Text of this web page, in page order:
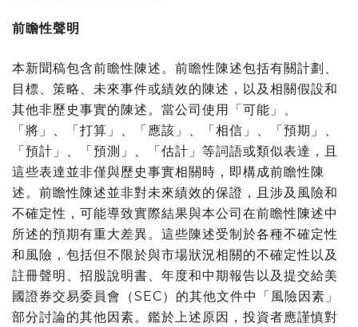
前瞻性聲明
本新聞稿包含前瞻性陳述。前瞻性陳述包括有關計劃、
目標、策略、未來事件或績效的陳述，以及相關假設和
其他非歷史事實的陳述。當公司使用「可能」、
「將」、「打算」、「應該」、「相信」、「預期」、
「預計」、「預測」、「估計」等詞語或類似表達，且
這些表達並非僅與歷史事實相關時，即構成前瞻性陳
述。前瞻性陳述並非對未來績效的保證，且涉及風險和
不確定性，可能導致實際結果與本公司在前瞻性陳述中
所述的預期有重大差異。這些陳述受制於各種不確定性
和風險，包括但不限於與市場狀況相關的不確定性以及
註冊聲明、招股說明書、年度和中期報告以及提交給美
國證券交易委員會（SEC）的其他文件中「風險因素」
部分討論的其他因素。鑑於上述原因，投資者應謹慎對